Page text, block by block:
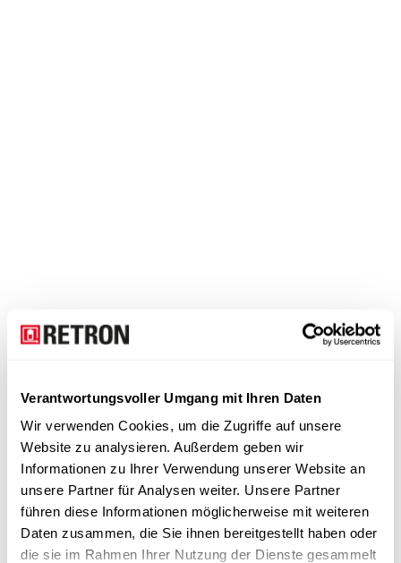
Verantwortungsvoller Umgang mit Ihren Daten
Wir verwenden Cookies, um die Zugriffe auf unsere
Website zu analysieren. Außerdem geben wir
Informationen zu Ihrer Verwendung unserer Website an
unsere Partner für Analysen weiter. Unsere Partner
führen diese Informationen möglicherweise mit weiteren
Daten zusammen, die Sie ihnen bereitgestellt haben oder
die sie im Rahmen Ihrer Nutzung der Dienste gesammelt